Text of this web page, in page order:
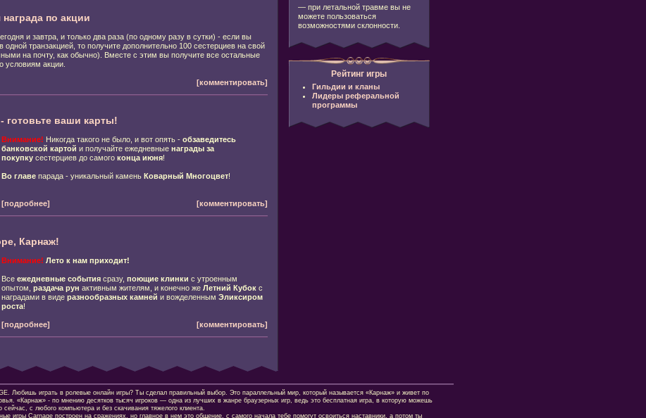
по акции
и завтра, и только два раза (по одному разу в сутки) - если вы
одной транзакцией, то получите дополнительно 100 сестерциев на свой
на почту, как обычно). Вместе с этим вы получите все остальные
условиям акции.
[комментировать]
готовьте ваши карты!
Внимание! Никогда такого не было, и вот опять - обзаведитесь
банковской картой и получайте ежедневные награды за
покупкусестерциев до самого конца июня!
Во главепарада - уникальный камень Коварный Многоцвет!
[подробнее] [комментировать]
Карнаж!
Внимание! Лето к нам приходит!
Все ежедневные событиясразу, поющие клинки с утроенным
опытом, раздача рун активным жителям, и конечно же Летний Кубокс
наградами в виде разнообразных камней и вожделенным Эликсиром
роста!
[подробнее] [комментировать]
— при летальной травме вы не
можете пользоваться
возможностями склонности.
Рейтинг игры
Гильдии и кланы
Лидеры реферальной
программы
Любишь играть в ролевые онлайн игры? Ты сделал правильный выбор. Это параллельный мир, который называется «Карнаж» и живет по
«Карнаж» - по мнению десятков тысяч игроков — одна из лучших в жанре браузерных игр, ведь это бесплатная игра, в которую можешь
сейчас, с любого компьютера и без скачивания тяжелого клиента.
игры Carnage построен на сражениях, но главное в нем это общение, с самого начала тебе помогут освоиться наставники, а потом ты